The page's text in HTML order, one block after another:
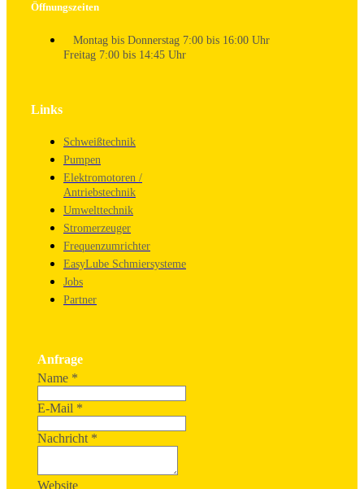
Öffnungszeiten
Montag bis Donnerstag 7:00 bis 16:00 Uhr
Freitag 7:00 bis 14:45 Uhr
Links
Schweißtechnik
Pumpen
Elektromotoren /
Antriebstechnik
Umwelttechnik
Stromerzeuger
Frequenzumrichter
EasyLube Schmiersysteme
Jobs
Partner
Anfrage
Name *
E-Mail *
Nachricht *
Website